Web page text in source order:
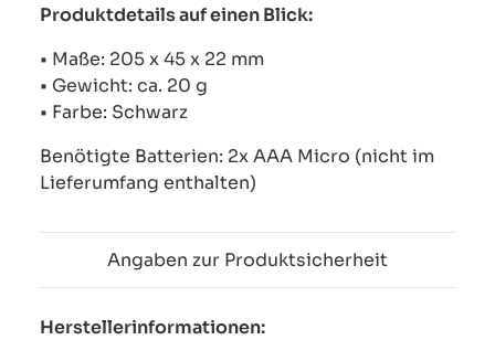
Produktdetails auf einen Blick:
• Maße: 205 x 45 x 22 mm
• Gewicht: ca. 20 g
• Farbe: Schwarz
Benötigte Batterien: 2x AAA Micro (nicht im
Lieferumfang enthalten)
Angaben zur Produktsicherheit
Herstellerinformationen: